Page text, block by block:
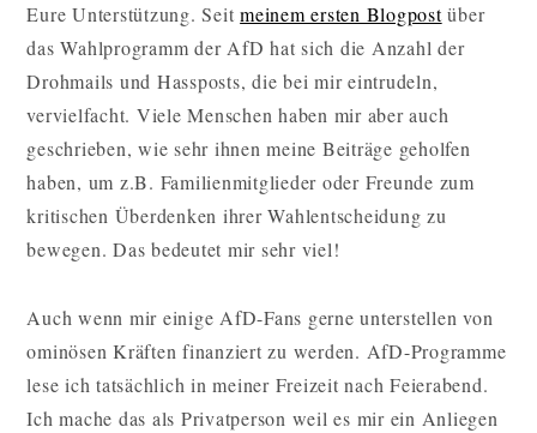
Eure Unterstützung. Seitmeinem ersten Blogpostüber
das Wahlprogramm der AfD hat sich die Anzahl der
Drohmails und Hassposts, die bei mir eintrudeln,
vervielfacht. Viele Menschen haben mir aber auch
geschrieben, wie sehr ihnen meine Beiträge geholfen
haben, um z.B. Familienmitglieder oder Freunde zum
kritischen Überdenken ihrer Wahlentscheidung zu
bewegen. Das bedeutet mir sehr viel!
Auch wenn mir einige AfD-Fans gerne unterstellen von
ominösen Kräften finanziert zu werden. AfD-Programme
lese ich tatsächlich in meiner Freizeit nach Feierabend.
Ich mache das als Privatperson weil es mir ein Anliegen